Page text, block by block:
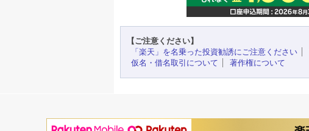
【ご注意ください】
「楽天」を名乗った投資勧誘にご注意ください
仮名・借名取引について
著作権について